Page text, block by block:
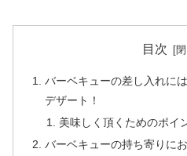
目次
バーベキューの差し入れに
デザート！
美味しく頂くためのポイ
バーベキューの持ち寄りに